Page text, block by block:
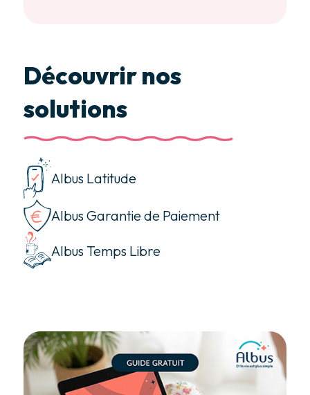
Découvrir nos
solutions
Albus Latitude
Albus Garantie de Paiement
Albus Temps Libre